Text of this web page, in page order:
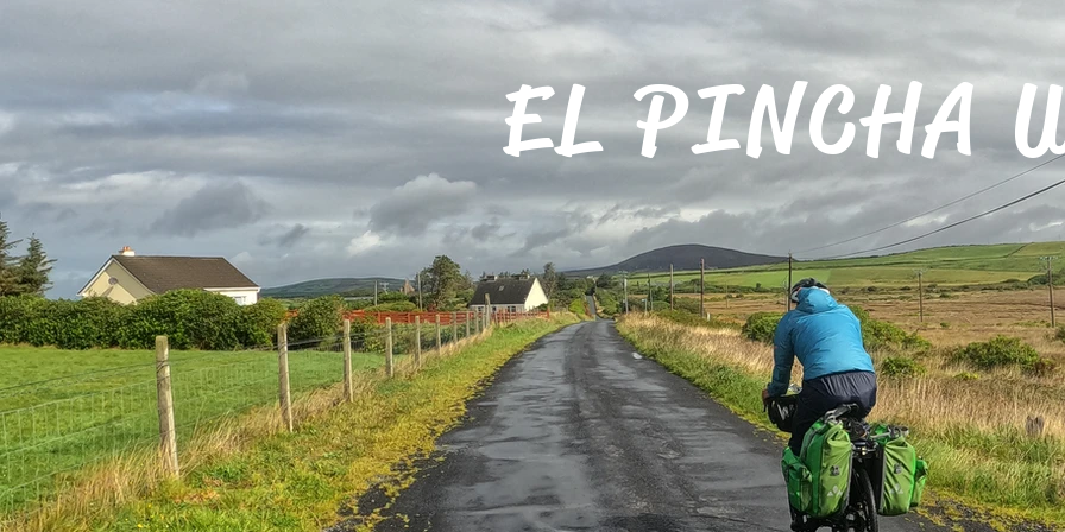
EL PINCHA